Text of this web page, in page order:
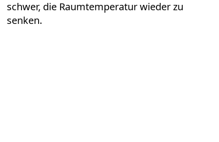
schwer, die Raumtemperatur wieder zu
senken.